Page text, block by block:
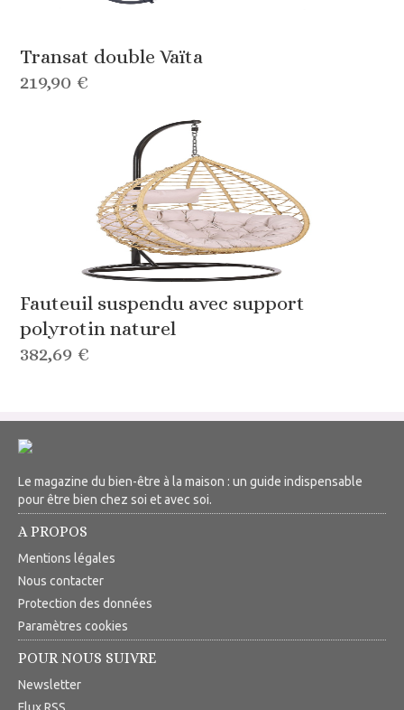
Transat double Vaïta
219,90 €
Fauteuil suspendu avec support
polyrotin naturel
382,69 €
Le magazine du bien-être à la maison : un guide indispensable
pour être bien chez soi et avec soi.
A PROPOS
Mentions légales
Nous contacter
Protection des données
Paramètres cookies
POUR NOUS SUIVRE
Newsletter